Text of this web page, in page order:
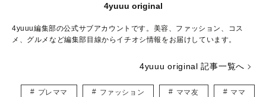
4yuuu original
4yuuu編集部の公式サブアカウントです。美容、ファッション、コス
メ、グルメなど編集部目線からイチオシ情報をお届けしています。
4yuuu original 記事一覧へ
プレママ ファッション ママ友 ママ